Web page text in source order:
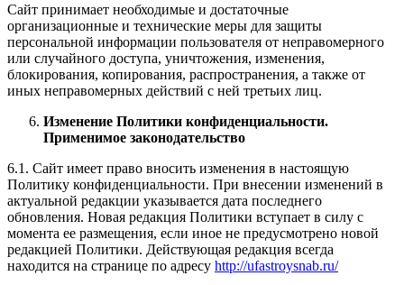
Сайт принимает необходимые и достаточные
организационные и технические меры для защиты
персональной информации пользователя от неправомерного
или случайного доступа, уничтожения, изменения,
блокирования, копирования, распространения, а также от
иных неправомерных действий с ней третьих лиц.
Изменение Политики конфиденциальности.
Применимое законодательство
6.1. Сайт имеет право вносить изменения в настоящую
Политику конфиденциальности. При внесении изменений в
актуальной редакции указывается дата последнего
обновления. Новая редакция Политики вступает в силу с
момента ее размещения, если иное не предусмотрено новой
редакцией Политики. Действующая редакция всегда
находится на странице по адресу http://ufastroysnab.ru/